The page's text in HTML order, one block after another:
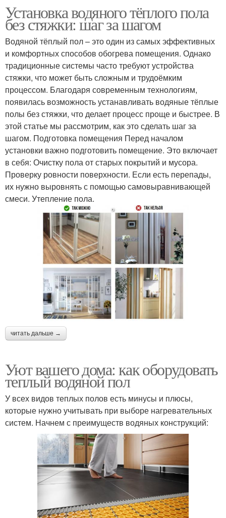
Установка водяного тёплого пола
без стяжки: шаг за шагом
Водяной тёплый пол – это один из самых эффективных
и комфортных способов обогрева помещения. Однако
традиционные системы часто требуют устройства
стяжки, что может быть сложным и трудоёмким
процессом. Благодаря современным технологиям,
появилась возможность устанавливать водяные тёплые
полы без стяжки, что делает процесс проще и быстрее. В
этой статье мы рассмотрим, как это сделать шаг за
шагом. Подготовка помещения Перед началом
установки важно подготовить помещение. Это включает
в себя: Очистку пола от старых покрытий и мусора.
Проверку ровности поверхности. Если есть перепады,
их нужно выровнять с помощью самовыравнивающей
смеси. Утепление пола.
читать дальше →
Уют вашего дома: как оборудовать
теплый водяной пол
У всех видов теплых полов есть минусы и плюсы,
которые нужно учитывать при выборе нагревательных
систем. Начнем с преимуществ водяных конструкций: